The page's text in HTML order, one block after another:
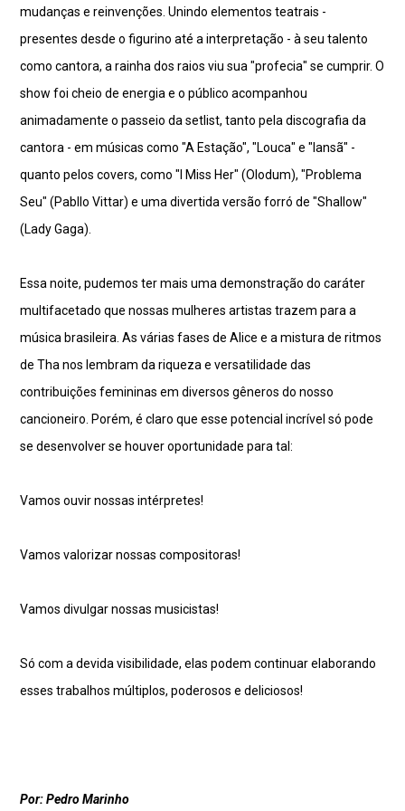
mudanças e reinvenções. Unindo elementos teatrais -
presentes desde o figurino até a interpretação - à seu talento
como cantora, a rainha dos raios viu sua "profecia" se cumprir. O
show foi cheio de energia e o público acompanhou
animadamente o passeio da setlist, tanto pela discografia da
cantora - em músicas como "A Estação", "Louca" e "Iansã" -
quanto pelos covers, como "I Miss Her" (Olodum), "Problema
Seu" (Pabllo Vittar) e uma divertida versão forró de "Shallow"
(Lady Gaga).
Essa noite, pudemos ter mais uma demonstração do caráter
multifacetado que nossas mulheres artistas trazem para a
música brasileira. As várias fases de Alice e a mistura de ritmos
de Tha nos lembram da riqueza e versatilidade das
contribuições femininas em diversos gêneros do nosso
cancioneiro. Porém, é claro que esse potencial incrível só pode
se desenvolver se houver oportunidade para tal:
Vamos ouvir nossas intérpretes!
Vamos valorizar nossas compositoras!
Vamos divulgar nossas musicistas!
Só com a devida visibilidade, elas podem continuar elaborando
esses trabalhos múltiplos, poderosos e deliciosos!
Por: Pedro Marinho